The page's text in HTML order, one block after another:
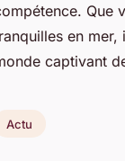
Que
en
captivant
Actu